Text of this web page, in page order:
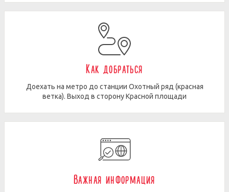
Как добраться
Доехать на метро до станции Охотный ряд (красная
ветка). Выход в сторону Красной площади
Важная информация